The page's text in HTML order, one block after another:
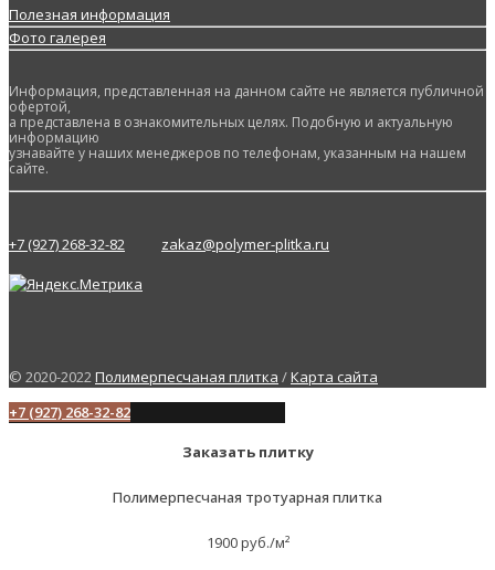
Полезная информация
Фото галерея
Информация, представленная на данном сайте не является публичной
офертой,
а представлена в ознакомительных целях. Подобную и актуальную
информацию
узнавайте у наших менеджеров по телефонам, указанным на нашем
сайте.
+7 (927) 268-32-82 zakaz@polymer-plitka.ru
© 2020-2022Полимерпесчаная плитка /Карта сайта
+7 (927) 268-32-82
Заказать плитку
Полимерпесчаная тротуарная плитка
1900 руб./м²